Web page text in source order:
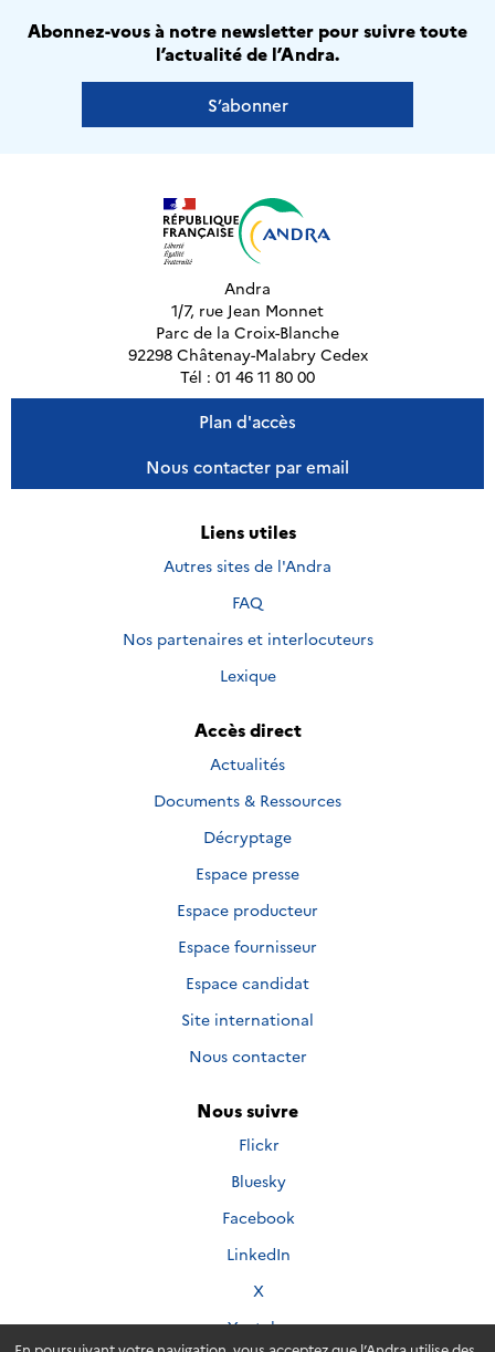
Abonnez-vous à notre newsletter pour suivre toute
l’actualité de l’Andra.
S’abonner
Andra
1/7, rue Jean Monnet
Parc de la Croix-Blanche
92298 Châtenay-Malabry Cedex
Tél : 01 46 11 80 00
Plan d'accès
Nous contacter par email
Liens utiles
Autres sites de l'Andra
FAQ
Nos partenaires et interlocuteurs
Lexique
Accès direct
Actualités
Documents & Ressources
Décryptage
Espace presse
Espace producteur
Espace fournisseur
Espace candidat
Site international
Nous contacter
Nous suivre
Nous
sur
Flickr
Nous
sur
Bluesky
Nous
sur
Facebook
Nous
LinkedIn
Nous
X
Nous
Youtube